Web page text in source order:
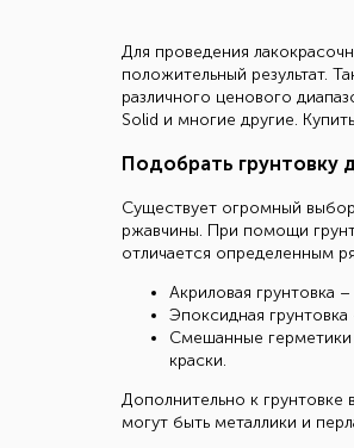
Для проведения
положительный результат.
различного ценового
Solid и многие другие.
Подобрать грунтовку
Существует огромный выбор
ржавчины. При помощи
отличается определенным
Акриловая грунтовка
Эпоксидная
Смешанные герметики
краски.
Дополнительно к
могут быть металлики и